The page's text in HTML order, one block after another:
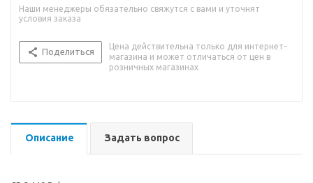
Наши менеджеры обязательно свяжутся с вами и уточнят
условия заказа
Поделиться
Цена действительна только для интернет-
магазина и может отличаться от цен в
розничных магазинах
Описание Задать вопрос